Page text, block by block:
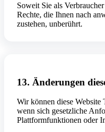
Soweit Sie als
Rechte, die Ihnen nach
zustehen, unberührt.
13. Änderungen
Wir können diese Website
wenn sich gesetzliche
Plattformfunktionen oder